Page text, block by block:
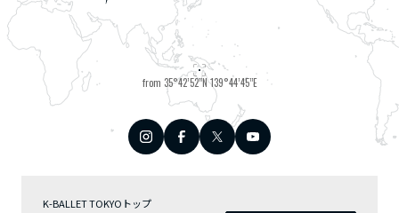
from 35°42’52”N 139°44’45”E
K-BALLET TOKYOトップ